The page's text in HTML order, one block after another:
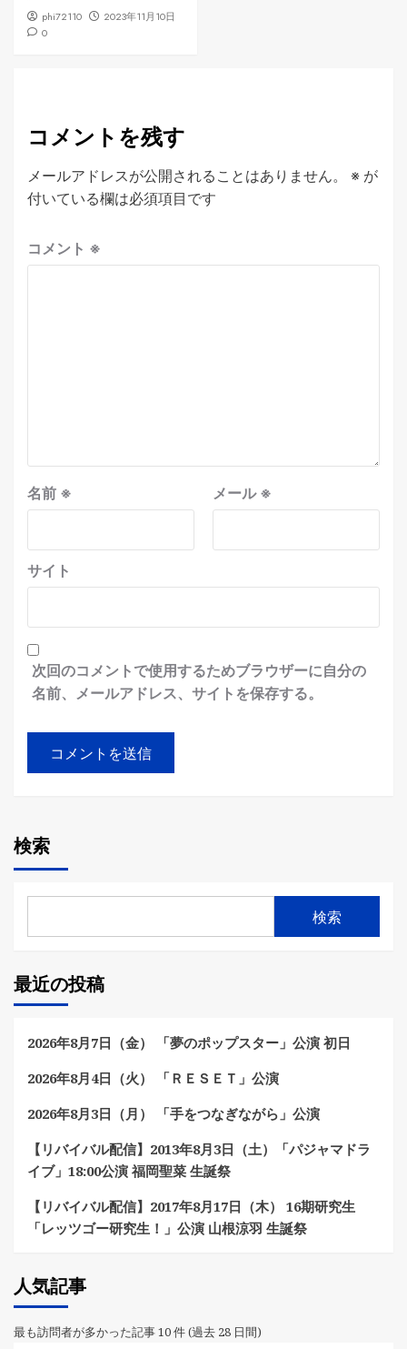
phi72110
2023年11月10日
0
コメントを残す
メールアドレスが公開されることはありません。 ※が
付いている欄は必須項目です
コメント ※
名前 ※ メール※
サイト
次回のコメントで使用するためブラウザーに自分の
名前、メールアドレス、サイトを保存する。
検索
検索
最近の投稿
2026年8月7日（金） 「夢のポップスター」公演 初日
2026年8月4日（火） 「ＲＥＳＥＴ」公演
2026年8月3日（月） 「手をつなぎながら」公演
【リバイバル配信】2013年8月3日（土）「パジャマドラ
イブ」18:00公演 福岡聖菜 生誕祭
【リバイバル配信】2017年8月17日（木） 16期研究生
「レッツゴー研究生！」公演 山根涼羽 生誕祭
人気記事
最も訪問者が多かった記事 10 件 (過去 28 日間)